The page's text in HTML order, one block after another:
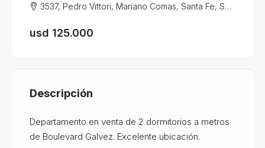
3537, Pedro Vittori, Mariano Comas, Santa Fe, Santa Fe Capital, Departamento La Capital, Santa Fe, S3000, Argentina
usd 125.000
Descripción
Departamento en venta de 2 dormitorios a metros
de Boulevard Galvez. Excelente ubicación.